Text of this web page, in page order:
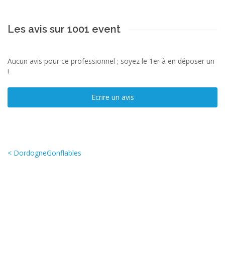
Les avis sur 1001 event
Aucun avis pour ce professionnel ; soyez le 1er à en déposer un
!
Ecrire un avis
< DordogneGonflables